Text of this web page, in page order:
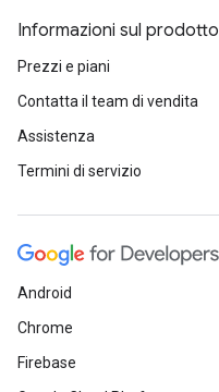
Informazioni sul prodotto
Prezzi e piani
Contatta il team di vendita
Assistenza
Termini di servizio
Android
Chrome
Firebase